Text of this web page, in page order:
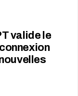
valide le